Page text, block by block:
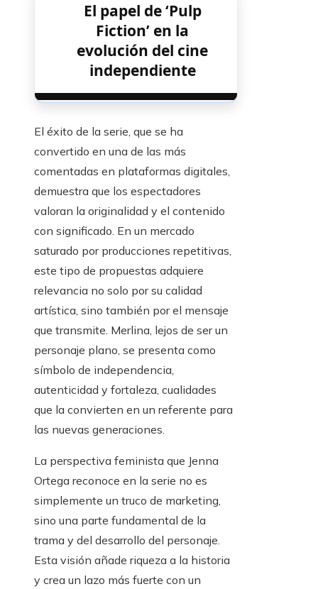
El papel de ‘Pulp
Fiction’ en la
evolución del cine
independiente
El éxito de la serie, que se ha
convertido en una de las más
comentadas en plataformas digitales,
demuestra que los espectadores
valoran la originalidad y el contenido
con significado. En un mercado
saturado por producciones repetitivas,
este tipo de propuestas adquiere
relevancia no solo por su calidad
artística, sino también por el mensaje
que transmite. Merlina, lejos de ser un
personaje plano, se presenta como
símbolo de independencia,
autenticidad y fortaleza, cualidades
que la convierten en un referente para
las nuevas generaciones.
La perspectiva feminista que Jenna
Ortega reconoce en la serie no es
simplemente un truco de marketing,
sino una parte fundamental de la
trama y del desarrollo del personaje.
Esta visión añade riqueza a la historia
y crea un lazo más fuerte con un